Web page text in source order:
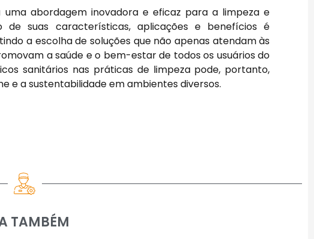
abordagem inovadora e eficaz para a limpeza e
de suas características, aplicações e benefícios é
a escolha de soluções que não apenas atendam às
a saúde e o bem-estar de todos os usuários do
sanitários nas práticas de limpeza pode, portanto,
e a sustentabilidade em ambientes diversos.
TAMBÉM